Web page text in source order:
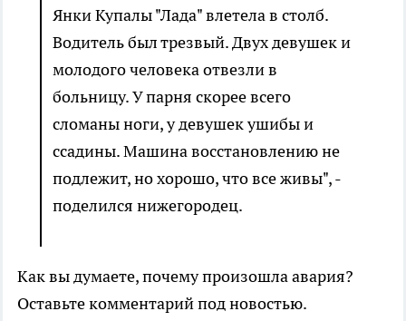
Янки Купалы "Лада" влетела в столб.
Водитель был трезвый. Двух девушек и
молодого человека отвезли в
больницу. У парня скорее всего
сломаны ноги, у девушек ушибы и
ссадины. Машина восстановлению не
подлежит, но хорошо, что все живы", -
поделился нижегородец.
Как вы думаете, почему произошла авария?
Оставьте комментарий под новостью.